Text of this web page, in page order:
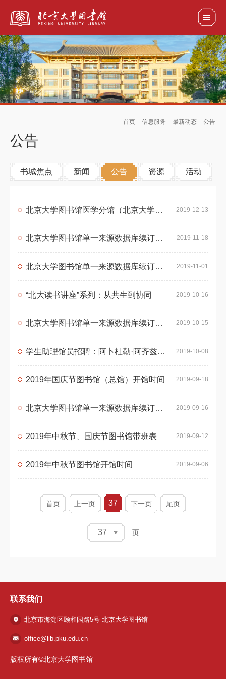
全部资源
首页 - 信息服务 - 最新动态 - 公告
公告
书城焦点 新闻 公告 资源 活动
2019-12-13
北京大学图书馆医学分馆（北京大学医学图书馆）2019—2021年度内地版中外文图书采购项目成交公告
2019-11-18
北京大学图书馆单一来源数据库续订采购公示（第六批）
2019-11-01
北京大学图书馆单一来源数据库续订采购公示（第五批）
2019-10-16
“北大读书讲座”系列：从共生到协同
2019-10-15
北京大学图书馆单一来源数据库续订采购公示（第四批）
2019-10-08
学生助理馆员招聘：阿卜杜勒·阿齐兹国王公共图书馆北京大学分馆
2019-09-18
2019年国庆节图书馆（总馆）开馆时间
2019-09-16
北京大学图书馆单一来源数据库续订采购公示（第三批）
2019-09-12
2019年中秋节、国庆节图书馆带班表
2019-09-06
2019年中秋节图书馆开馆时间
首页 上一页 37 下一页 尾页
37 页
联系我们
北京市海淀区颐和园路5号 北京大学图书馆
office@lib.pku.edu.cn
版权所有©北京大学图书馆